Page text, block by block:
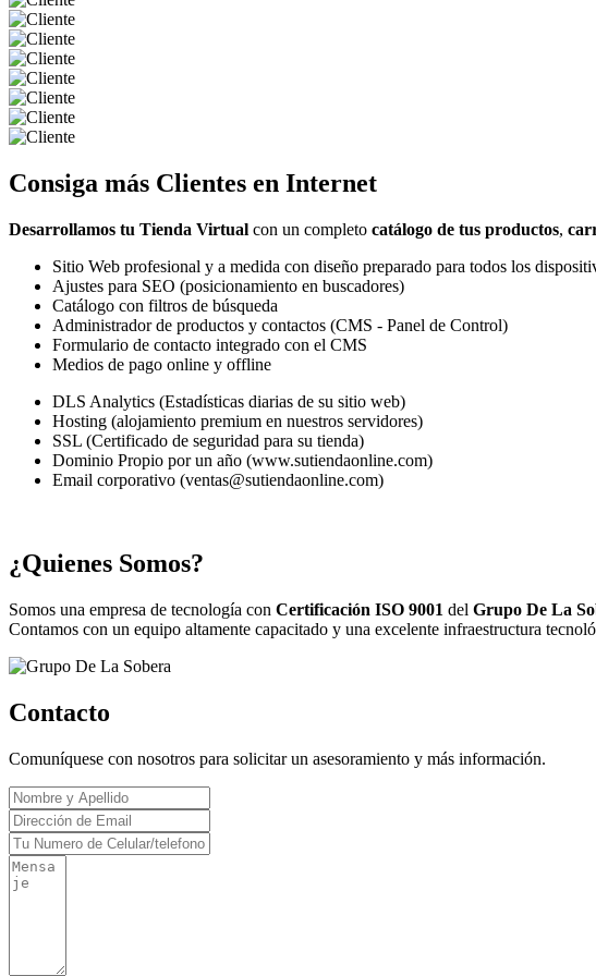
Consiga más Clientes en Internet
Desarrollamos tu Tienda Virtual con un completo catálogo de tus productos,
Sitio Web profesional y a medida con diseño preparado para todos los
Ajustes para SEO (posicionamiento en buscadores)
Catálogo con filtros de búsqueda
Administrador de productos y contactos (CMS - Panel de Control)
Formulario de contacto integrado con el CMS
Medios de pago online y offline
DLS Analytics (Estadísticas diarias de su sitio web)
Hosting (alojamiento premium en nuestros servidores)
SSL (Certificado de seguridad para su tienda)
Dominio Propio por un año (www.sutiendaonline.com)
Email corporativo (ventas@sutiendaonline.com)
¿Quienes Somos?
Somos una empresa de tecnología con Certificación ISO 9001 del Grupo De La
Contamos con un equipo altamente capacitado y una excelente infraestructura
Contacto
Comuníquese con nosotros para solicitar un asesoramiento y más información.